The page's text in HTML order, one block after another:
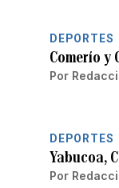
DEPORTES
Comerío y
Por
DEPORTES
Yabucoa,
Por